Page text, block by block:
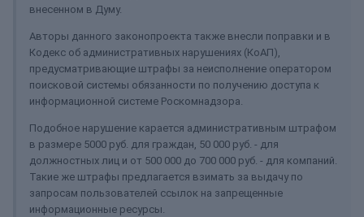
внесенном в Думу.
Авторы данного законопроекта также внесли поправки и в
Кодекс об административных нарушениях (КоАП),
предусматривающие штрафы за неисполнение оператором
поисковой системы обязанности по получению доступа к
информационной системе Роскомнадзора.
Подобное нарушение карается административным штрафом
в размере 5000 руб. для граждан, 50 000 руб. - для
должностных лиц и от 500 000 до 700 000 руб. - для компаний.
Такие же штрафы предлагается взимать за выдачу по
запросам пользователей ссылок на запрещенные
информационные ресурсы.